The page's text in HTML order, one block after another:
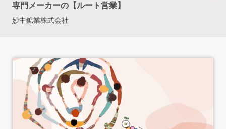
専門メーカーの【ルート営業】
妙中鉱業株式会社